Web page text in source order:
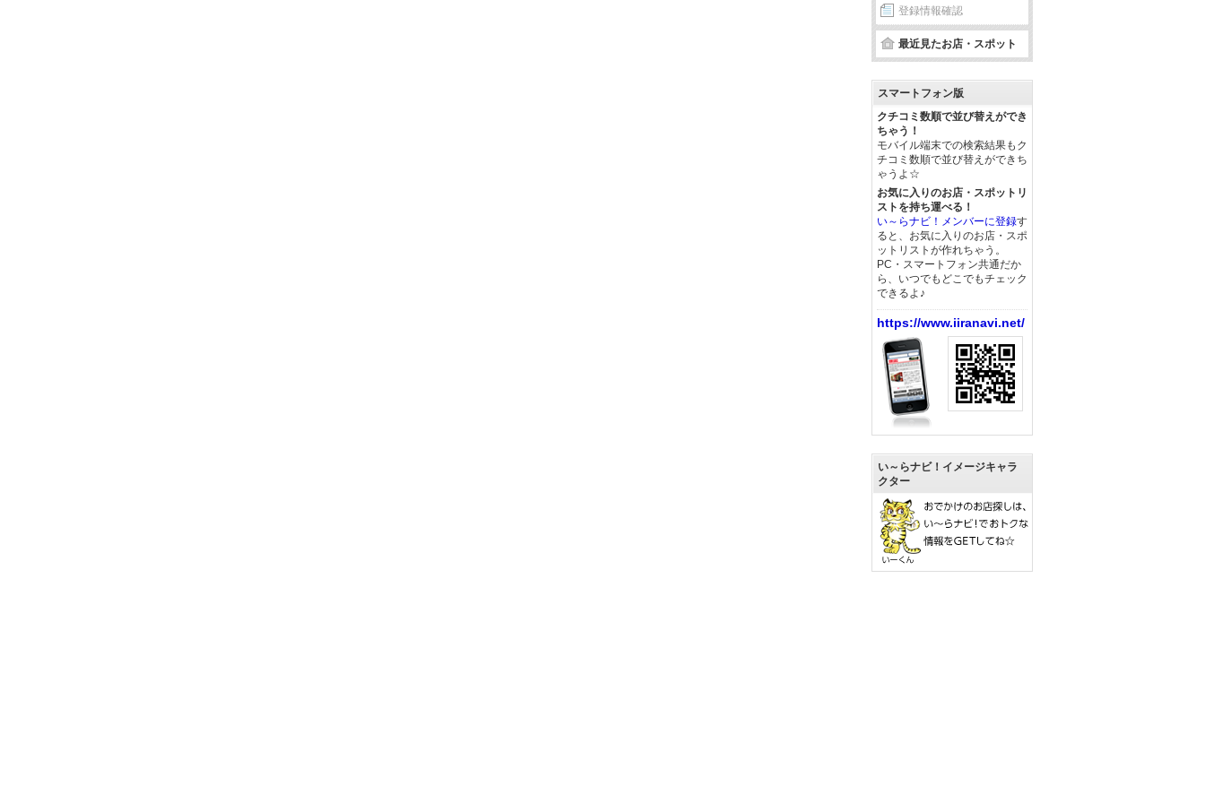
登録情報確認
最近見たお店・スポット
スマートフォン版
クチコミ数順で並び替えができ
ちゃう！
モバイル端末での検索結果もク
チコミ数順で並び替えができち
ゃうよ☆
お気に入りのお店・スポットリ
ストを持ち運べる！
い～らナビ！メンバーに登録す
ると、お気に入りのお店・スポ
ットリストが作れちゃう。
PC・スマートフォン共通だか
ら、いつでもどこでもチェック
できるよ♪
https://www.iiranavi.net/
い～らナビ！イメージキャラ
クター